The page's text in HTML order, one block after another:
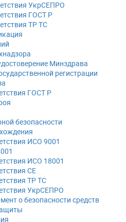
УкрСЕПРО
ГОСТ Р
ТР ТС
Минздрава
регистрации
ГОСТ Р
безопасности
ИСО 9001
ИСО 18001
СЕ
ТР ТС
УкрСЕПРО
о безопасности средств